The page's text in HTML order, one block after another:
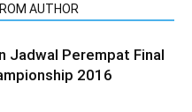
AUTHOR
Jadwal Perempat Final
2016